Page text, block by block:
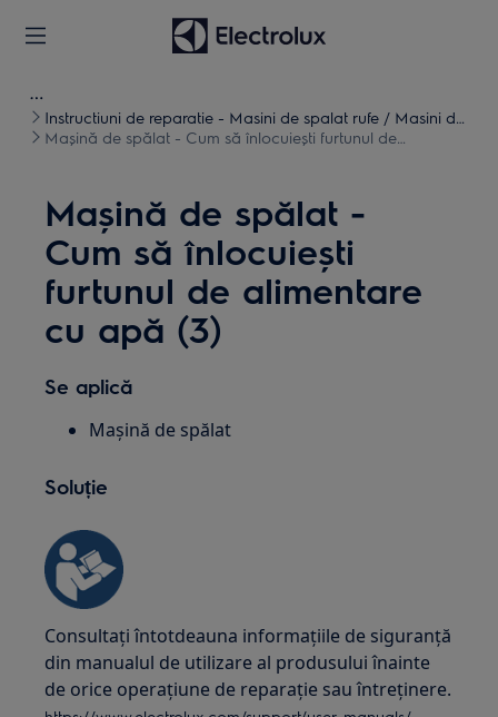
Instructiuni de reparatie - Masini de spalat rufe / Masini de
spalat uscate
Mașină de spălat - Cum să înlocuiești furtunul de
Mașină de spălat -
Cum să înlocuiești
furtunul de alimentare
cu apă (3)
Se aplică
Mașină de spălat
Soluție
Consultați întotdeauna informațiile de siguranță
din manualul de utilizare al produsului înainte
de orice operațiune de reparație sau întreținere.